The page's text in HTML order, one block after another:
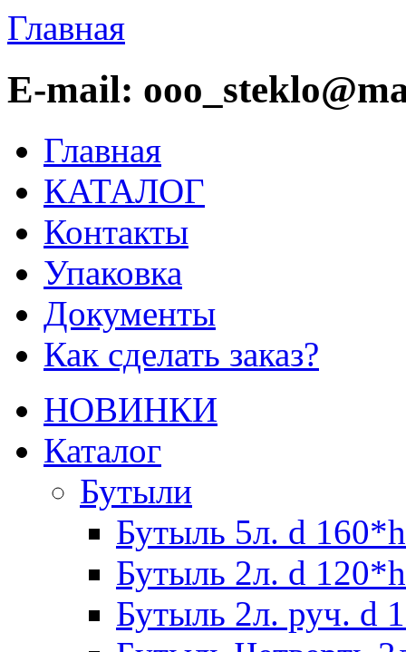
Главная
E-mail:
Главная
КАТАЛОГ
Контакты
Упаковка
Документы
Как сделать заказ?
НОВИНКИ
Каталог
Бутыли
Бутыль 5л. d
Бутыль 2л. d
Бутыль 2л. руч. d